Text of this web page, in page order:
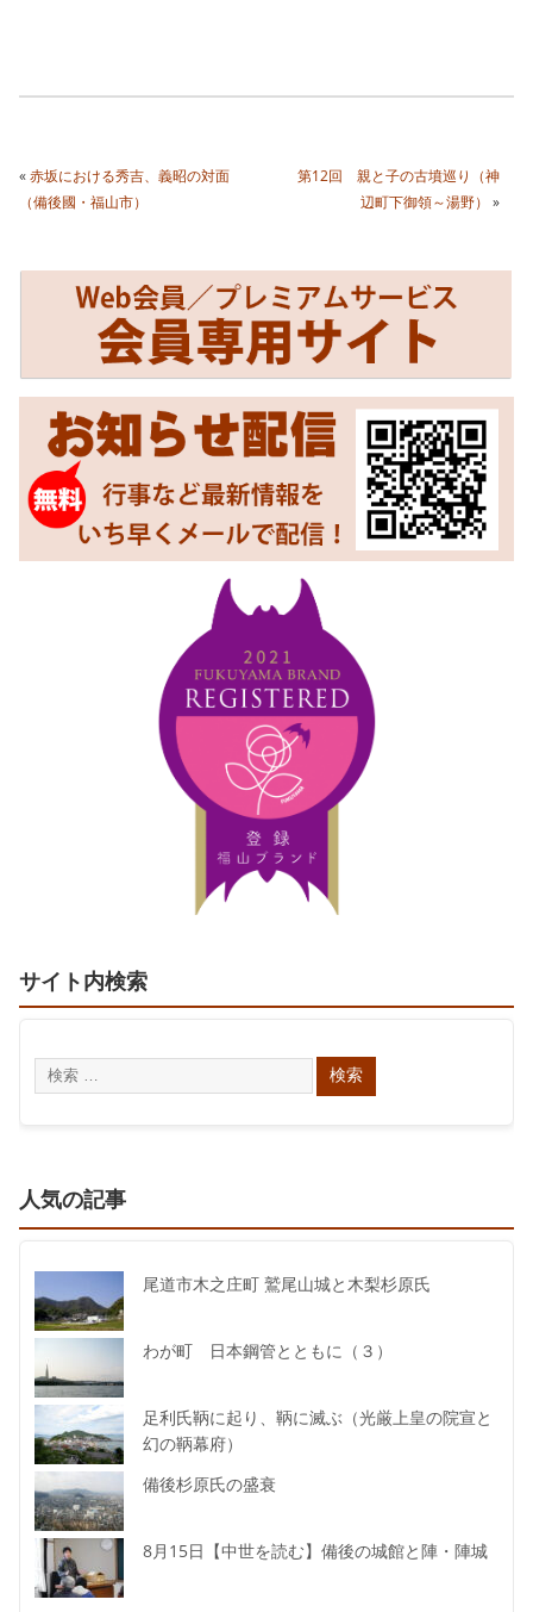
«赤坂における秀吉、義昭の対面
（備後國・福山市）
第12回 親と子の古墳巡り（神
辺町下御領～湯野） »
サイト内検索
人気の記事
尾道市木之庄町 鷲尾山城と木梨杉原氏
わが町 日本鋼管とともに（３）
足利氏鞆に起り、鞆に滅ぶ（光厳上皇の院宣と
幻の鞆幕府）
備後杉原氏の盛衰
8月15日【中世を読む】備後の城館と陣・陣城